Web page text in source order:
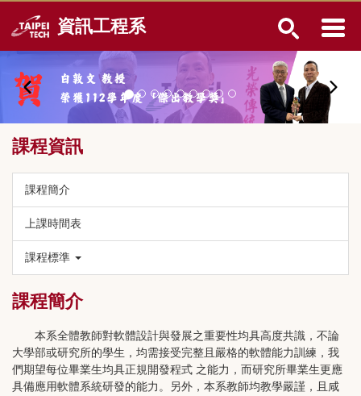
到
內
資訊工程系
課程資訊
課程簡介
上課時間表
課程標準
課程簡介
本系全體教師對軟體設計與發展之重要性均具高度共識，不論
大學部或研究所的學生，均需接受完整且嚴格的軟體能力訓練，我
們期望每位畢業生均具正規開發程式 之能力，而研究所畢業生更應
具備應用軟體系統研發的能力。另外，本系教師均教學嚴謹，且咸